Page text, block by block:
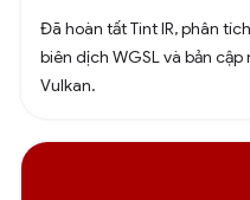
Đã hoàn tất Tint IR, phân
biên dịch WGSL và bản cập
Vulkan.